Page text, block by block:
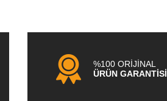
%100 ORİJİNAL
ÜRÜN GARANTİSİ